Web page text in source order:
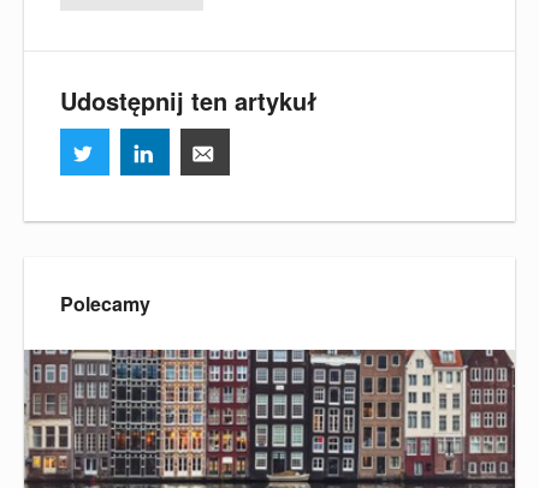
Udostępnij ten artykuł
Polecamy